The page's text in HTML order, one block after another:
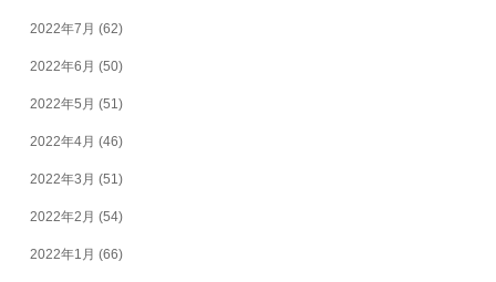
2022年7月 (62)
2022年6月 (50)
2022年5月 (51)
2022年4月 (46)
2022年3月 (51)
2022年2月 (54)
2022年1月 (66)